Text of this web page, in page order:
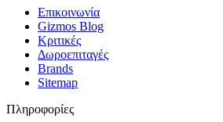
Επικοινωνία
Gizmos Blog
Κριτικές
Δωροεπιταγές
Brands
Sitemap
Πληροφορίες